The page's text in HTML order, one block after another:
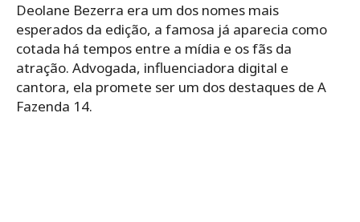
Deolane Bezerra era um dos nomes mais
esperados da edição, a famosa já aparecia como
cotada há tempos entre a mídia e os fãs da
atração. Advogada, influenciadora digital e
cantora, ela promete ser um dos destaques de A
Fazenda 14.